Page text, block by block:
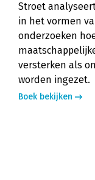
Stroet
in het vormen
onderzoeken
versterken als
worden ingezet.
Boek bekijken